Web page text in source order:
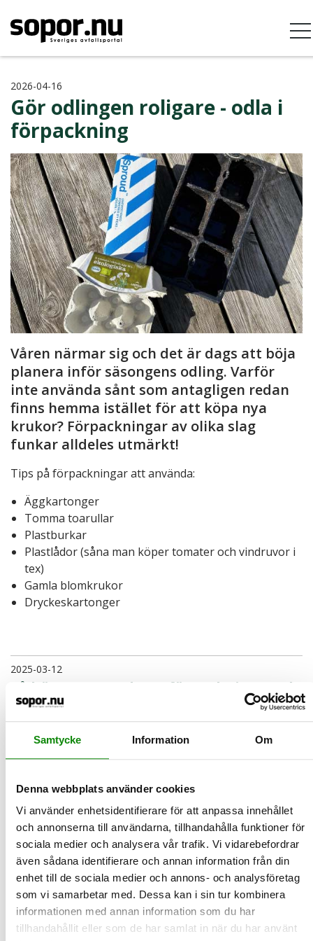
Samtycke Information Om
Denna webbplats använder cookies
Vi använder enhetsidentifierare för att anpassa innehållet
och annonserna till användarna, tillhandahålla funktioner för
sociala medier och analysera vår trafik. Vi vidarebefordrar
även sådana identifierare och annan information från din
enhet till de sociala medier och annons- och analysföretag
som vi samarbetar med. Dessa kan i sin tur kombinera
informationen med annan information som du har
tillhandahållit eller som de har samlat in när du har använt
2026-04-16
Gör odlingen roligare - odla i
förpackning
Våren närmar sig och det är dags att böja
planera inför säsongens odling. Varför
inte använda sånt som antagligen redan
finns hemma istället för att köpa nya
krukor? Förpackningar av olika slag
funkar alldeles utmärkt!
Tips på förpackningar att använda:
Äggkartonger
Tomma toarullar
Plastburkar
Plastlådor (såna man köper tomater och vindruvor i
tex)
Gamla blomkrukor
Dryckeskartonger
2025-03-12
Så här sorterar du en förpackning med
handsprit
Du är inte ensam om att fundera över hur den där tomma
flaskan i badrummet, som tidigare varit fylld med handsprit,…
LÄS MER
2025-02-21
Nu är det lättare att hitta
avfallsstatistik
Nu blir det lätt att se hur mycket avfall svenska hushåll slänger
och att följa utvecklingen på Avfall Sveriges hems…
LÄS MER
2025-01-30